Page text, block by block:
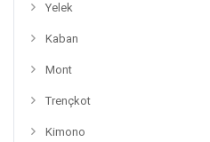
Yelek
Kaban
Mont
Trençkot
Kimono